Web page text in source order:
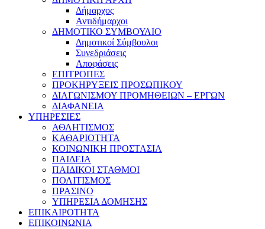
Δήμαρχος
Αντιδήμαρχοι
ΔΗΜΟΤΙΚΟ ΣΥΜΒΟΥΛΙΟ
Δημοτικοί Σύμβουλοι
Συνεδριάσεις
Αποφάσεις
ΕΠΙΤΡΟΠΕΣ
ΠΡΟΚΗΡΥΞΕΙΣ ΠΡΟΣΩΠΙΚΟΥ
ΔΙΑΓΩΝΙΣΜΟΥ ΠΡΟΜΗΘΕΙΩΝ – ΕΡΓΩΝ
ΔΙΑΦΑΝΕΙΑ
ΥΠΗΡΕΣΙΕΣ
ΑΘΛΗΤΙΣΜΟΣ
ΚΑΘΑΡΙΟΤΗΤΑ
ΚΟΙΝΩΝΙΚΗ ΠΡΟΣΤΑΣΙΑ
ΠΑΙΔΕΙΑ
ΠΑΙΔΙΚΟΙ ΣΤΑΘΜΟΙ
ΠΟΛΙΤΙΣΜΟΣ
ΠΡΑΣΙΝΟ
ΥΠΗΡΕΣΙΑ ΔΟΜΗΣΗΣ
ΕΠΙΚΑΙΡΟΤΗΤΑ
ΕΠΙΚΟΙΝΩΝΙΑ